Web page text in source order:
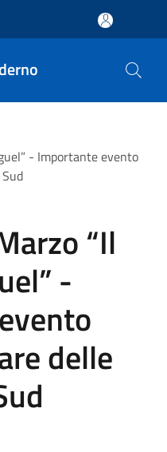
- Importante evento
“Il
-
delle